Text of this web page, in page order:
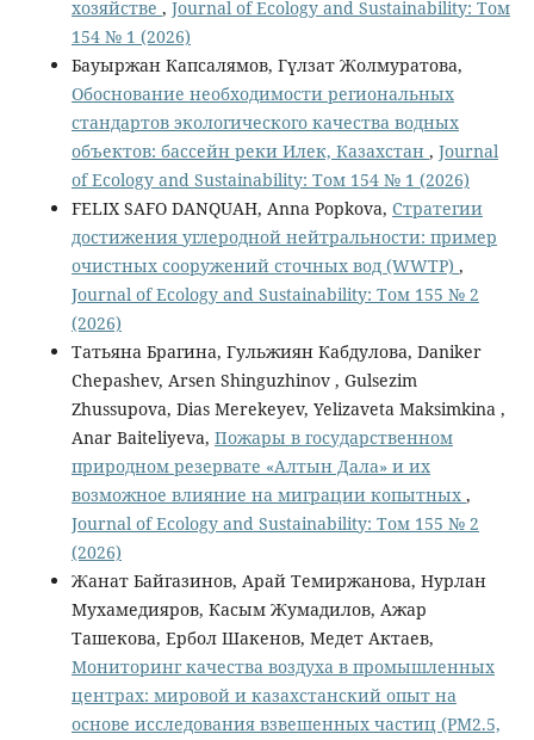
хозяйстве , Journal of Ecology and Sustainability: Том
154 № 1 (2026)
Бауыржан Капсалямов, Гүлзат Жолмуратова,
Обоснование необходимости региональных
стандартов экологического качества водных
объектов: бассейн реки Илек, Казахстан , Journal
of Ecology and Sustainability: Том 154 № 1 (2026)
FELIX SAFO DANQUAH, Anna Popkova, Стратегии
достижения углеродной нейтральности: пример
очистных сооружений сточных вод (WWTP) ,
Journal of Ecology and Sustainability: Том 155 № 2
(2026)
Татьяна Брагина, Гульжиян Кабдулова, Daniker
Chepashev, Arsen Shinguzhinov , Gulsezim
Zhussupova, Dias Merekeyev, Yelizaveta Maksimkina ,
Anar Baiteliyeva, Пожары в государственном
природном резервате «Алтын Дала» и их
возможное влияние на миграции копытных ,
Journal of Ecology and Sustainability: Том 155 № 2
(2026)
Жанат Байгазинов, Арай Темиржанова, Нурлан
Мухамедияров, Касым Жумадилов, Ажар
Ташекова, Ербол Шакенов, Медет Актаев,
Мониторинг качества воздуха в промышленных
центрах: мировой и казахстанский опыт на
основе исследования взвешенных частиц (PM2.5,